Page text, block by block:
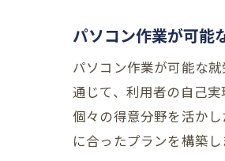
パソコン作業が可能
パソコン作業が可能な
通じて、利用者の自己
個々の得意分野を活か
に合ったプランを構築し